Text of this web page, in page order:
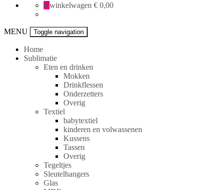
Creative
0 winkelwagen € 0,00
MENU Toggle navigation
Home
Sublimatie
Eten en drinken
Mokken
Drinkflessen
Onderzetters
Overig
Textiel
babytextiel
kinderen en volwassenen
Kussens
Tassen
Overig
Tegeltjes
Sleutelhangers
Glas